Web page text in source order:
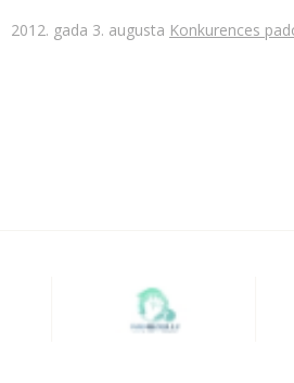
2012. gada 3. augusta Konkurences